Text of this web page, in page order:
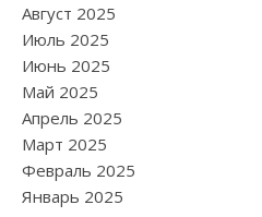
Август 2025
Июль 2025
Июнь 2025
Май 2025
Апрель 2025
Март 2025
Февраль 2025
Январь 2025